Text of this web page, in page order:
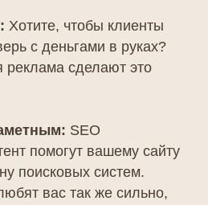
Хотите, чтобы клиенты
с деньгами в руках?
реклама сделают это
SEO
помогут вашему сайту
поисковых систем.
вас так же сильно,